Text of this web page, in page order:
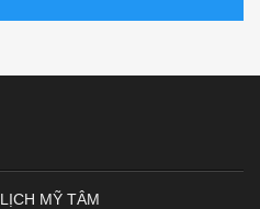
MỸ TÂM